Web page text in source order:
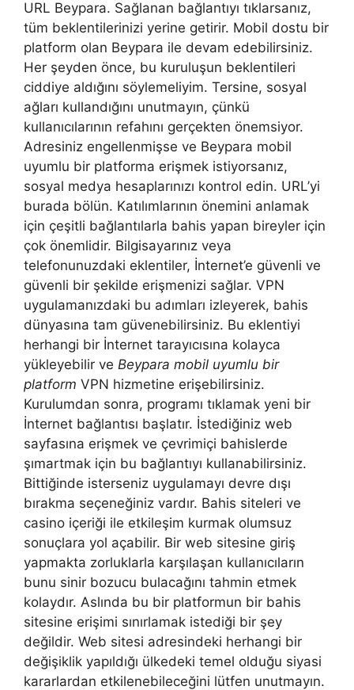
URL Beypara. Sağlanan bağlantıyı tıklarsanız,
tüm beklentilerinizi yerine getirir. Mobil dostu bir
platform olan Beypara ile devam edebilirsiniz.
Her şeyden önce, bu kuruluşun beklentileri
ciddiye aldığını söylemeliyim. Tersine, sosyal
ağları kullandığını unutmayın, çünkü
kullanıcılarının refahını gerçekten önemsiyor.
Adresiniz engellenmişse ve Beypara mobil
uyumlu bir platforma erişmek istiyorsanız,
sosyal medya hesaplarınızı kontrol edin. URL’yi
burada bölün. Katılımlarının önemini anlamak
için çeşitli bağlantılarla bahis yapan bireyler için
çok önemlidir. Bilgisayarınız veya
telefonunuzdaki eklentiler, İnternet’e güvenli ve
güvenli bir şekilde erişmenizi sağlar. VPN
uygulamanızdaki bu adımları izleyerek, bahis
dünyasına tam güvenebilirsiniz. Bu eklentiyi
herhangi bir İnternet tarayıcısına kolayca
yükleyebilir ve Beypara mobil uyumlu bir
platform VPN hizmetine erişebilirsiniz.
Kurulumdan sonra, programı tıklamak yeni bir
İnternet bağlantısı başlatır. İstediğiniz web
sayfasına erişmek ve çevrimiçi bahislerde
şımartmak için bu bağlantıyı kullanabilirsiniz.
Bittiğinde isterseniz uygulamayı devre dışı
bırakma seçeneğiniz vardır. Bahis siteleri ve
casino içeriği ile etkileşim kurmak olumsuz
sonuçlara yol açabilir. Bir web sitesine giriş
yapmakta zorluklarla karşılaşan kullanıcıların
bunu sinir bozucu bulacağını tahmin etmek
kolaydır. Aslında bu bir platformun bir bahis
sitesine erişimi sınırlamak istediği bir şey
değildir. Web sitesi adresindeki herhangi bir
değişiklik yapıldığı ülkedeki temel olduğu siyasi
kararlardan etkilenebileceğini lütfen unutmayın.